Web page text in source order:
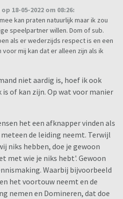
18-05-2022 om 08:26:
kan praten natuurlijk maar ik zou
speelpartner willen. Dom of sub.
als er wederzijds respect is en een
voor mij kan dat er alleen zijn als ik
niet aardig is, hoef ik ook
of kan zijn. Op wat voor manier
het een afknapper vinden als
de leiding neemt. Terwijl
niks hebben, doe je gewoon
met wie je niks hebt'. Gewoon
Waarbij bijvoorbeeld
het voortouw neemt en de
nemen en Domineren, dat doe